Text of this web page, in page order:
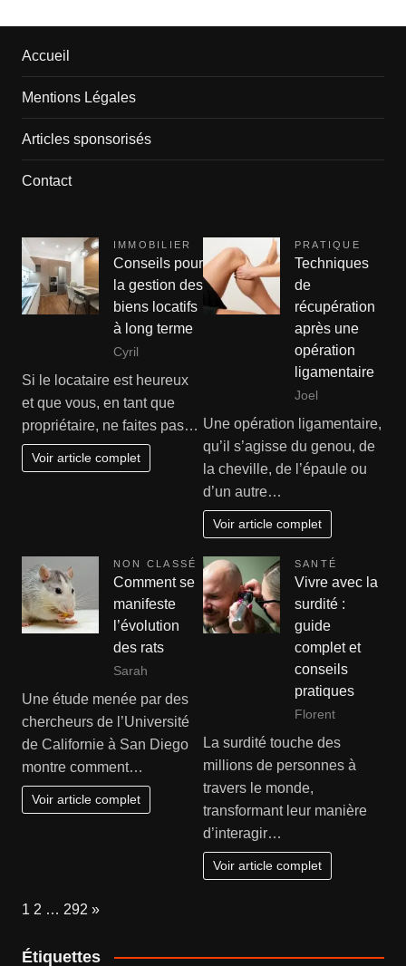
Accueil
Mentions Légales
Articles sponsorisés
Contact
IMMOBILIER
Conseils pour
la gestion des
biens locatifs
à long terme
Cyril
Si le locataire est heureux
et que vous, en tant que
propriétaire, ne faites pas…
Voir article complet
PRATIQUE
Techniques
de
récupération
après une
opération
ligamentaire
Joel
Une opération ligamentaire,
qu’il s’agisse du genou, de
la cheville, de l’épaule ou
d’un autre…
Voir article complet
NON CLASSÉ
Comment se
manifeste
l’évolution
des rats
Sarah
Une étude menée par des
chercheurs de l’Université
de Californie à San Diego
montre comment…
Voir article complet
SANTÉ
Vivre avec la
surdité :
guide
complet et
conseils
pratiques
Florent
La surdité touche des
millions de personnes à
travers le monde,
transformant leur manière
d’interagir…
Voir article complet
Page:
1 2 … 292 Next
»
Étiquettes